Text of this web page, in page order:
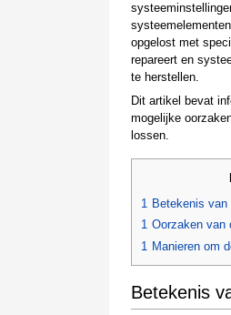
opgelost met
repareert en
te herstellen.
Dit artikel bevat
mogelijke
lossen.
1 Betekenis
1 Oorzaken van
1 Manieren om
Betekenis
Once the